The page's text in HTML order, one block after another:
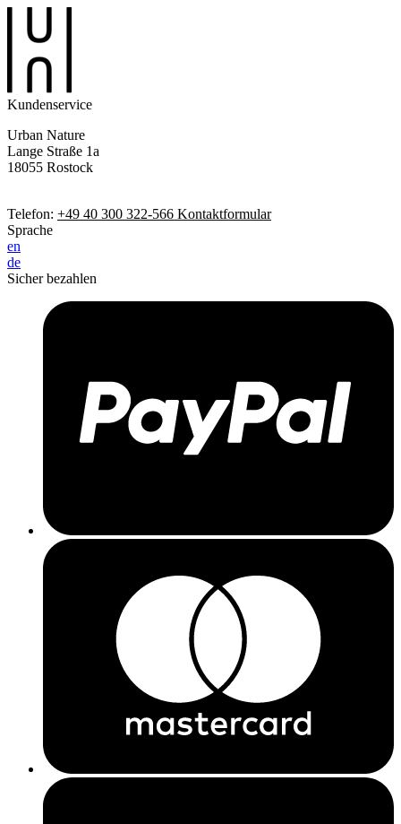
Kundenservice
Urban Nature
Lange Straße 1a
18055 Rostock
Telefon: +49 40 300 322-566 Kontaktformular
Sprache
en
de
Sicher bezahlen